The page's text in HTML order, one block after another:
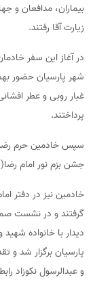
بیماران، مدافعان و
زیارت آقا رفتند.
در آغاز این سفر
شهر پارسیان حضور
غبار روبی و عطر
پرداختند.
سپس خادمین حرم
جشن بزم نور امام
خادمین نیز در دفتر
گرفتند و در نشست
دیدار با خانواده
پارسیان برگزار شد و
و عبدالرسول نکوزاد